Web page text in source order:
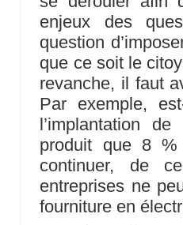
enjeux des
question
que ce soit le
revanche, il faut
Par exemple,
l’implantation
produit que 8 %
continuer, de
entreprises ne
fourniture en